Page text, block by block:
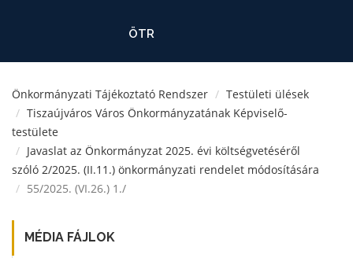
ÖTR
Önkormányzati Tájékoztató Rendszer
Testületi ülések
Tiszaújváros Város Önkormányzatának Képviselő-
testülete
Javaslat az Önkormányzat 2025. évi költségvetéséről
szóló 2/2025. (II.11.) önkormányzati rendelet módosítására
55/2025. (VI.26.) 1./
MÉDIA FÁJLOK